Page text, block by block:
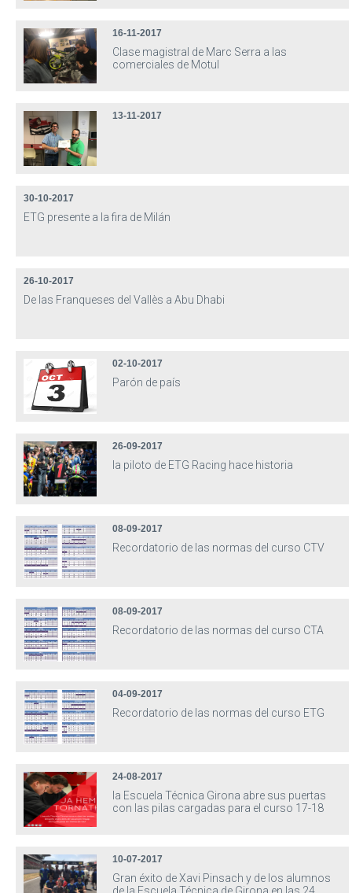
16-11-2017
Clase magistral de Marc Serra a las
comerciales de Motul
13-11-2017
30-10-2017
ETG presente a la fira de Milán
26-10-2017
De las Franqueses del Vallès a Abu Dhabi
02-10-2017
Parón de país
26-09-2017
la piloto de ETG Racing hace historia
08-09-2017
Recordatorio de las normas del curso CTV
08-09-2017
Recordatorio de las normas del curso CTA
04-09-2017
Recordatorio de las normas del curso ETG
24-08-2017
la Escuela Técnica Girona abre sus puertas
con las pilas cargadas para el curso 17-18
10-07-2017
Gran éxito de Xavi Pinsach y de los alumnos